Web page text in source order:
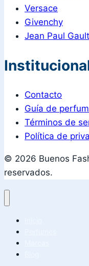
Versace
Givenchy
Jean Paul
Contacto
Guía de
Términos de
Política de
© 2026 Buenos
reservados.